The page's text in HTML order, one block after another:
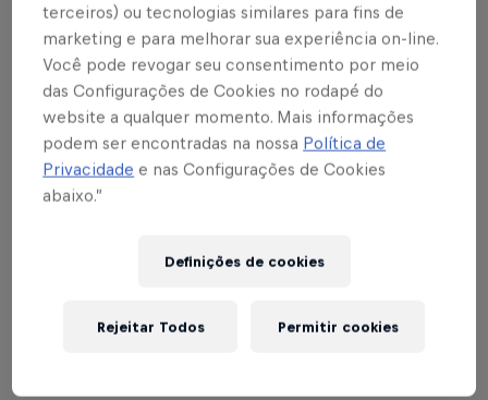
Taubaté e avança à
final da Copa Paulista
Feminina 2023
Escrito por Rafael Pereira
3 min de leitura
terceiros) ou tecnologias similares para fins de
marketing e para melhorar sua experiência on-line.
Você pode revogar seu consentimento por meio
das Configurações de Cookies no rodapé do
website a qualquer momento. Mais informações
podem ser encontradas na nossa Política de
Privacidade e nas Configurações de Cookies
abaixo.”
Definições de cookies
Rejeitar Todos Permitir cookies